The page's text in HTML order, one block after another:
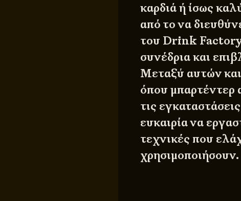
καρδιά ή ίσως
από το να
του Drink
συνέδρια και
Μεταξύ αυτών
όπου μπαρτέντερ
τις
ευκαιρία να
τεχνικές που
χρησιμοποιήσουν.